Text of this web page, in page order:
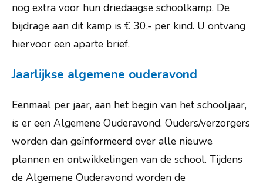
Lijsterhof 6
info@obs-delijster.nl
Routebeschrijving
nog extra voor hun driedaagse schoolkamp. De
bijdrage aan dit kamp is € 30,- per kind. U ontvang
hiervoor een aparte brief.
Jaarlijkse algemene ouderavond
Eenmaal per jaar, aan het begin van het schooljaar,
is er een Algemene Ouderavond. Ouders/verzorgers
worden dan geïnformeerd over alle nieuwe
plannen en ontwikkelingen van de school. Tijdens
de Algemene Ouderavond worden de